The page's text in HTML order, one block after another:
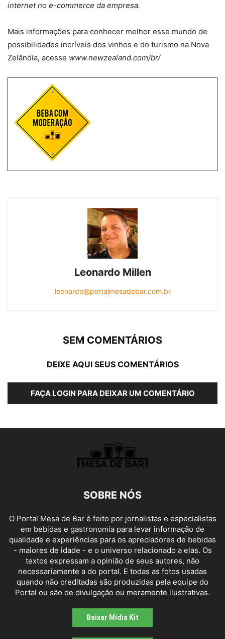
internet no e-commerce da empresa.
Mais informações para conhecer melhor esse mundo de
possibilidades incríveis dos vinhos e do turismo na Nova
Zelândia, acesse www.newzealand.com/br/
Leonardo Millen
leonardo@portalmesadebar.com.br
SEM COMENTÁRIOS
DEIXE AQUI SEUS COMENTÁRIOS
FAÇA LOGIN PARA DEIXAR UM COMENTÁRIO
SOBRE NÓS
O Portal Mesa de Bar é feito por jornalistas e especialistas
em bebidas e gastronomia para levar informação de
qualidade e experiências para os apreciadores de bebidas
- maiores de idade - e o universo relacionado a elas. Os
textos expressam a opinião de seus autores, não
necessariamente a do portal. E todas as fotos usadas
quando não creditadas são produzidas pela equipe do
Portal ou são de divulgação ou meramente ilustrativas.
Baixar Mídia Kit